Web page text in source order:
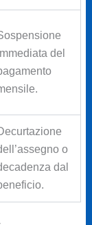
del
o
dal